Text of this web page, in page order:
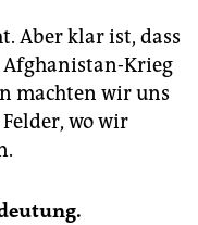
Aber klar ist, dass
Afghanistan-Krieg
machten wir uns
wo wir